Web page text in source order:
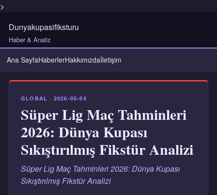
>
Dunyakupasifiksturu
Haber & Analiz
Ana SayfaHaberlerHakkımızdaİletişim
GLOBAL · 2026-05-04
Süper Lig Maç Tahminleri
2026: Dünya Kupası
Sıkıştırılmış Fikstür Analizi
Süper Lig Maç Tahminleri 2026: Dünya Kupası
Sıkıştırılmış Fikstür Analizi